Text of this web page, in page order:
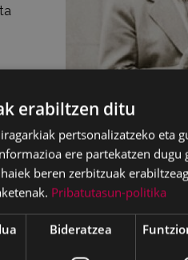
izan zuen. Venezuelako
erabiltzen ditu
pertsonalizatzeko eta
ere partekatzen dugu
beren zerbitzuak
Pribatutasun-politika
Bideratzea